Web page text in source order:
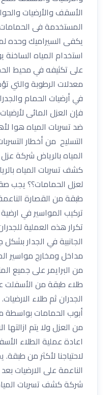
الأسقف والأرضيات
المستخدمة فى
يكفى السيراميك وحده
استخدام المياه الساخنة
على تكثيفه في محيط
معدلات الرطوبة والتي
في أرضيات الحمام
فإن العزل المائى
ضد تسربات المياه هوا
التسليح من أخطار
المياه بالرياض شركة
كشف تسربات المياه
لعزل الحمامات؟؟ يجب
طبقة من القصارة
تركيب المواسير في
تكرار هذه العملية
الجانبية في الجدار
مداخل ومخارج مواسير
من البرايمر على جميع
طلاء طبقة من الأسفلت
الجدران ثم طلاء
أبوب الحمامات بواسطة
من العزل ولا يتم
اعادة عملية الطلاء
لاحتياجنا لأكثر من
الناعمة على الارضيات
شركة كشف تسربات